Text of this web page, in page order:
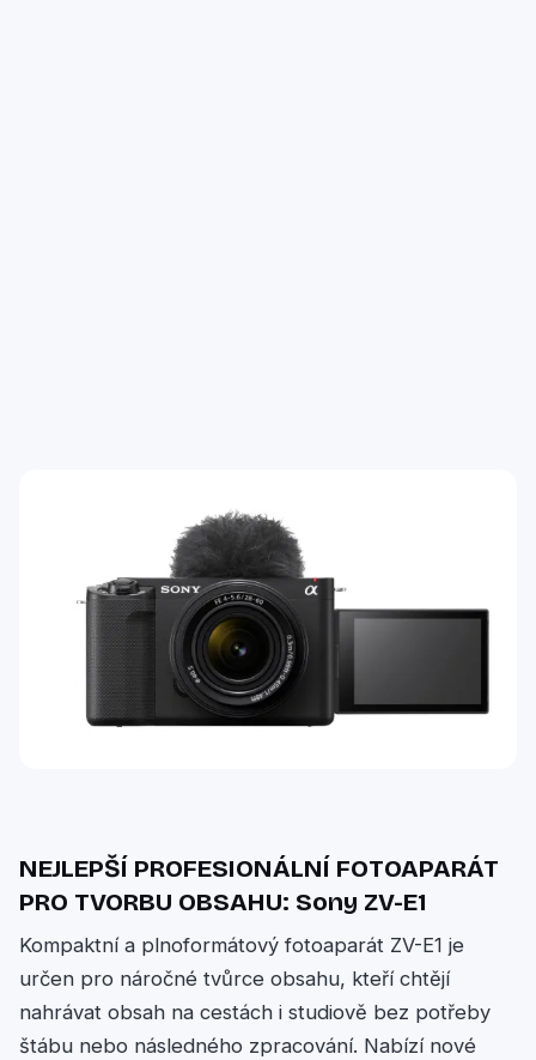
NEJLEPŠÍ PROFESIONÁLNÍ FOTOAPARÁT
PRO TVORBU OBSAHU: Sony ZV-E1
Kompaktní a plnoformátový fotoaparát ZV-E1 je
určen pro náročné tvůrce obsahu, kteří chtějí
nahrávat obsah na cestách i studiově bez potřeby
štábu nebo následného zpracování. Nabízí nové